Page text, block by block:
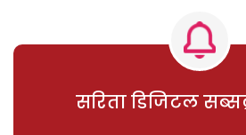
सरिता डिजिटल